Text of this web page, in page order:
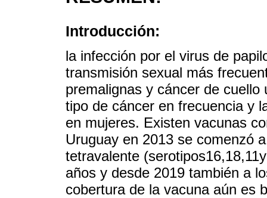
Introducción:
la infección por el virus de
transmisión sexual más
premalignas y cáncer de
tipo de cáncer en frecuencia y
en mujeres. Existen vacunas
Uruguay en 2013 se comenzó
tetravalente
años y desde 2019 también a
cobertura de la vacuna aún es